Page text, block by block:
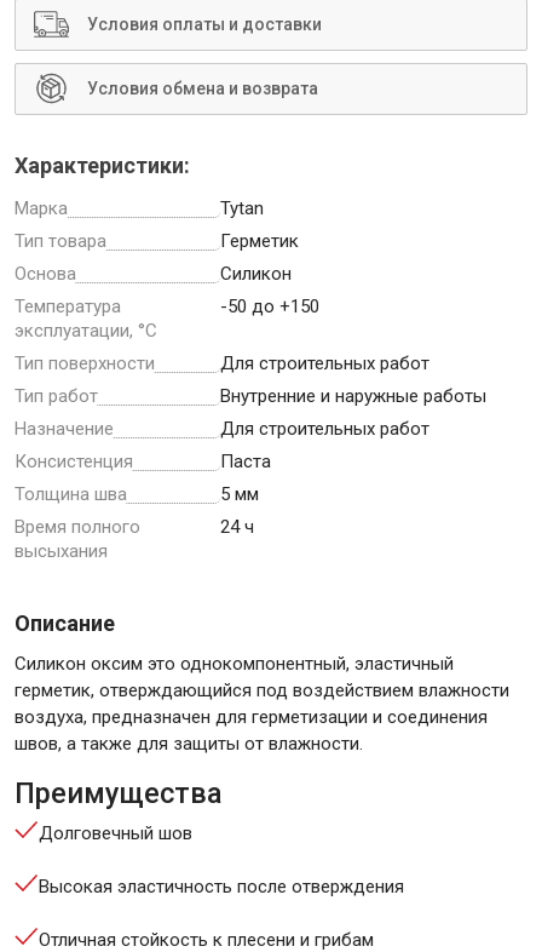
Условия оплаты и доставки
Условия обмена и возврата
Характеристики:
Марка
Tytan
Тип товара
Герметик
Основа
Силикон
Температура
эксплуатации, °С
-50 до +150
Тип поверхности
Для строительных работ
Тип работ
Внутренние и наружные работы
Назначение
Для строительных работ
Консистенция
Паста
Толщина шва
5 мм
Время полного
высыхания
24 ч
Описание
Силикон оксим это однокомпонентный, эластичный
герметик, отверждающийся под воздействием влажности
воздуха, предназначен для герметизации и соединения
швов, а также для защиты от влажности.
Преимущества
Долговечный шов
Высокая эластичность после отверждения
Отличная стойкость к плесени и грибам
Анкеры
Монтажные ленты
Канаты, шнуры
Всё для дома и сада
Товары для бани и сауны
Оборудование для клининга и уборки